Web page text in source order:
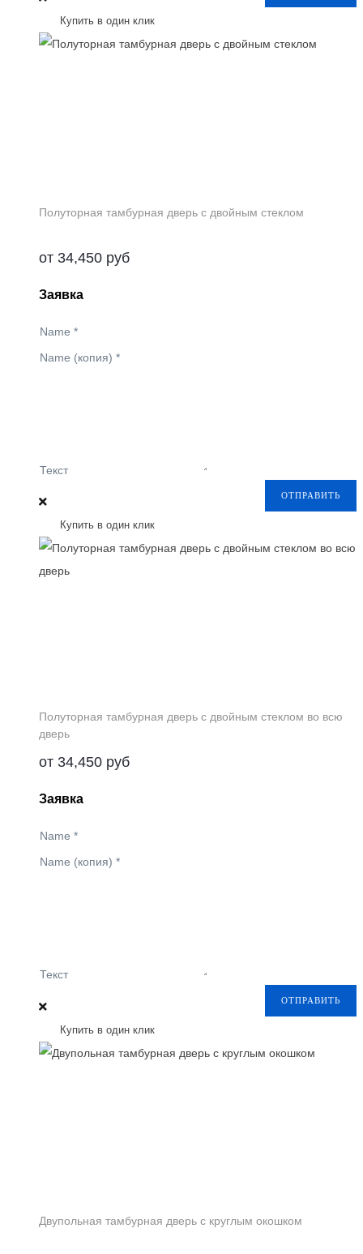
Купить в один клик
Полуторная тамбурная дверь с двойным стеклом
от 34,450 руб
Заявка
Name *
Name (копия) *
Текст
ОТПРАВИТЬ
Купить в один клик
Полуторная тамбурная дверь с двойным стеклом во всю
дверь
от 34,450 руб
Заявка
Name *
Name (копия) *
Текст
ОТПРАВИТЬ
Купить в один клик
Двупольная тамбурная дверь с круглым окошком